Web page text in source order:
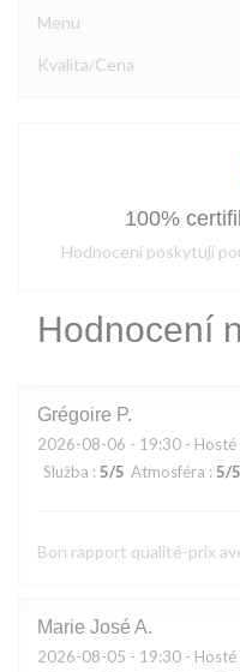
Hodnocení
Grégoire P
2026-08-06 - 19:30 - Hosté
Služba : 5/5 Atmosféra : 5/5
Bon rapport qualité-prix
Marie José A
2026-08-05 - 19:30 - Hosté
Menu
Kvalita/Cena
100%
Hodnocení poskytují